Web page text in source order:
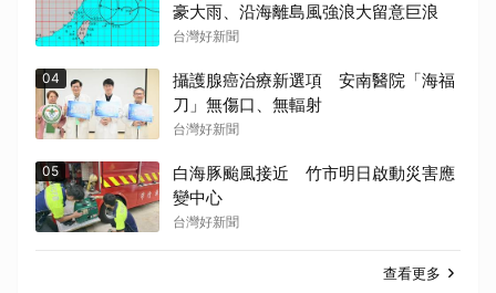
豪大雨、沿海離島風強浪大留意巨浪
台灣好新聞
04
攝護腺癌治療新選項 安南醫院「海福
刀」無傷口、無輻射
台灣好新聞
05
白海豚颱風接近 竹市明日啟動災害應
變中心
台灣好新聞
查看更多